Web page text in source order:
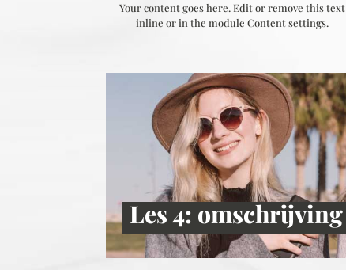
Your content goes here. Edit or remove this text
inline or in the module Content settings.
Les 4: omschrijving